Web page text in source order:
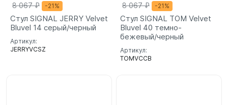
8 067 ₽ -21%
Стул SIGNAL JERRY Velvet
Bluvel 14 серый/черный
Артикул:
JERRYVCSZ
8 067 ₽ -21%
Стул SIGNAL TOM Velvet
Bluvel 40 темно-
бежевый/черный
Артикул:
TOMVCCB